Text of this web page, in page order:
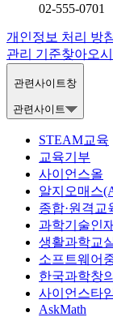
02-555-0701
개인정보 처리 방
관리 기준찾아오
관련사이트창
관련사이트
STEAM교육
교육기부
사이언스올
알지오매스
종합·원격교
과학기술인
생활과학교
소프트웨어
한국과학창
사이언스타
AskMath